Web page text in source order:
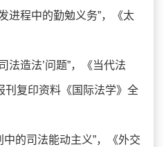
进程中的勤勉义务”，《太
法造法’问题”，《当代法
刊复印资料《国际法学》全
中的司法能动主义”，《外交